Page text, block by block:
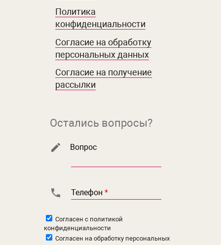
Политика
конфиденциальности
Согласие на обработку
персональных данных
Согласие на получение
рассылки
Остались вопросы?
Вопрос
Телефон *
Согласен с политикой
конфиденциальности
Согласен на обработку персональных